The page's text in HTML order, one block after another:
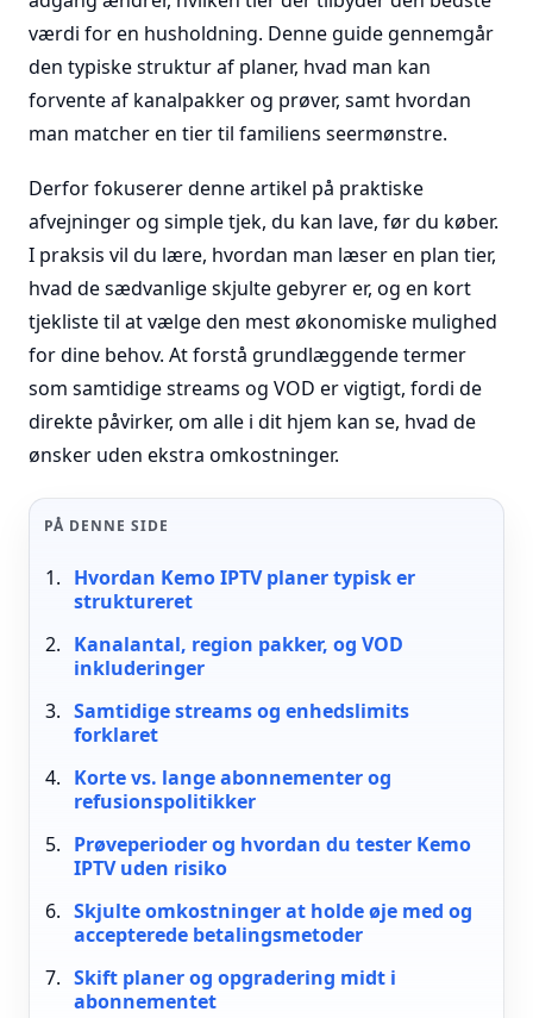
værdi for en husholdning. Denne guide gennemgår
den typiske struktur af planer, hvad man kan
forvente af kanalpakker og prøver, samt hvordan
man matcher en tier til familiens seermønstre.
Derfor fokuserer denne artikel på praktiske
afvejninger og simple tjek, du kan lave, før du køber.
I praksis vil du lære, hvordan man læser en plan tier,
hvad de sædvanlige skjulte gebyrer er, og en kort
tjekliste til at vælge den mest økonomiske mulighed
for dine behov. At forstå grundlæggende termer
som samtidige streams og VOD er vigtigt, fordi de
direkte påvirker, om alle i dit hjem kan se, hvad de
ønsker uden ekstra omkostninger.
PÅ DENNE SIDE
Hvordan Kemo IPTV planer typisk er
struktureret
Kanalantal, region pakker, og VOD
inkluderinger
Samtidige streams og enhedslimits
forklaret
Korte vs. lange abonnementer og
refusionspolitikker
Prøveperioder og hvordan du tester Kemo
IPTV uden risiko
Skjulte omkostninger at holde øje med og
accepterede betalingsmetoder
Skift planer og opgradering midt i
abonnementet